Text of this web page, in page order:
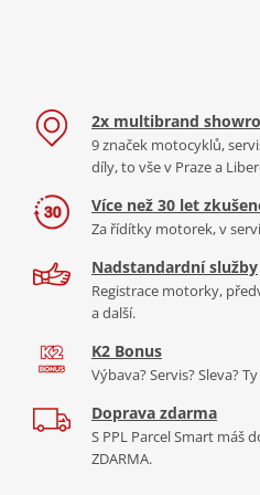
Objem palivové nádrže
Typ rámu
2x multibrand
9 značek motocyklů,
díly, to vše v Praze a
Více než 30 let
Za řídítky motorek, v
Nadstandardní služby
Registrace motorky,
a další.
K2 Bonus
Výbava? Servis? Sleva?
Doprava zdarma
S PPL Parcel Smart máš
ZDARMA.